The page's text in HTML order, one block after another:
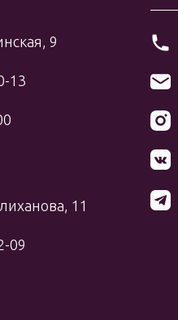
13
9
09
11